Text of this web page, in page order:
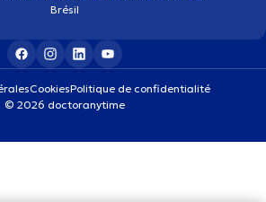
Brésil
CookiesPolitique de confidentialité
© 2026 doctoranytime